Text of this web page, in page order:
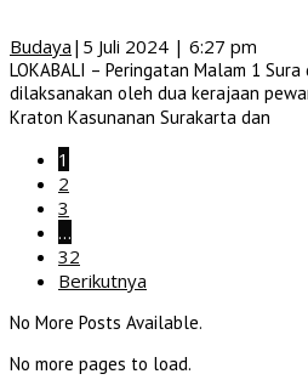
Budaya | 5 Juli 2024 | 6:27 pm
LOKABALI – Peringatan Malam 1
dilaksanakan oleh dua kerajaan
Kraton Kasunanan Surakarta dan
1
2
3
…
32
Berikutnya
No More Posts Available.
No more pages to load.